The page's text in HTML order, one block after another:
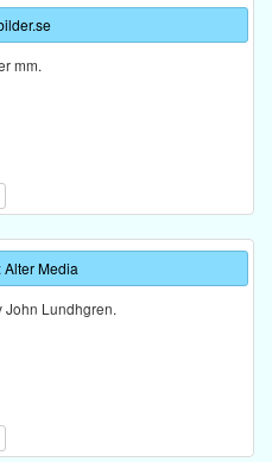
mm.
Alter Media
John Lundhgren.